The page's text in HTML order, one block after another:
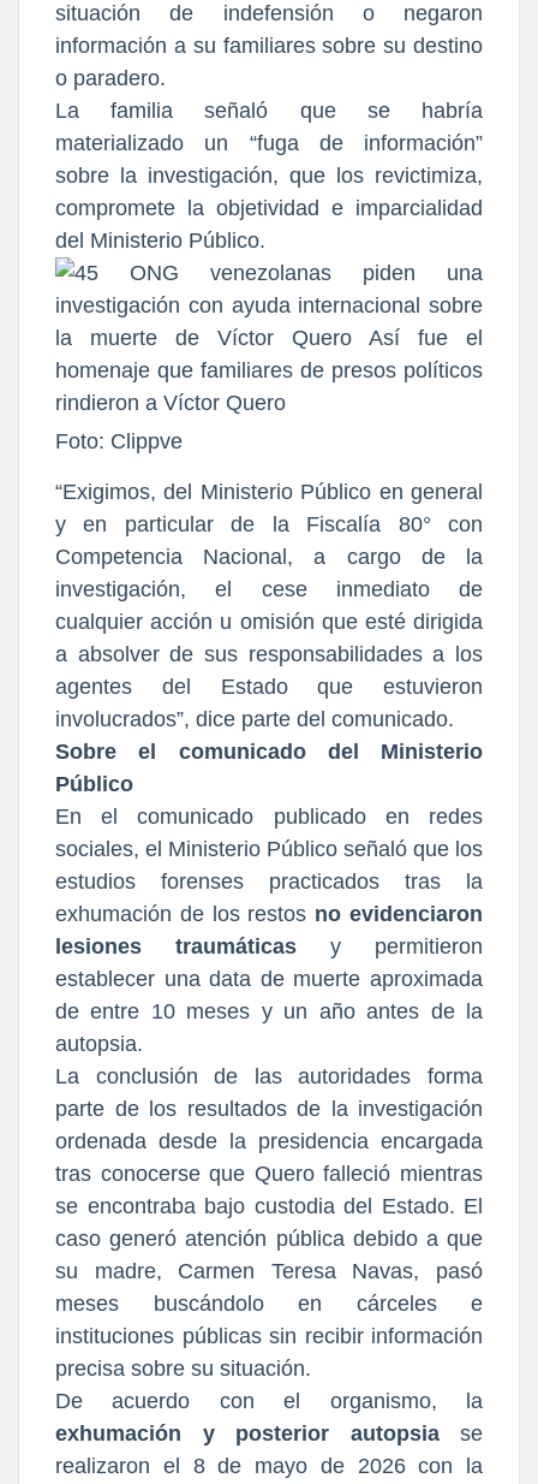
situación de indefensión o negaron
información a su familiares sobre su destino
o paradero.
La familia señaló que se habría
materializado un “fuga de información”
sobre la investigación, que los revictimiza,
compromete la objetividad e imparcialidad
del Ministerio Público.
Foto: Clippve
“Exigimos, del Ministerio Público en general
y en particular de la Fiscalía 80° con
Competencia Nacional, a cargo de la
investigación, el cese inmediato de
cualquier acción u omisión que esté dirigida
a absolver de sus responsabilidades a los
agentes del Estado que estuvieron
involucrados”, dice parte del comunicado.
Sobre el comunicado del Ministerio
Público
En el comunicado publicado en redes
sociales, el Ministerio Público señaló que los
estudios forenses practicados tras la
exhumación de los restos no evidenciaron
lesiones traumáticas
y permitieron
establecer una data de muerte aproximada
de entre 10 meses y un año antes de la
autopsia.
La conclusión de las autoridades forma
parte de los resultados de la investigación
ordenada desde la presidencia encargada
tras conocerse que Quero falleció mientras
se encontraba bajo custodia del Estado. El
caso generó atención pública debido a que
su madre, Carmen Teresa Navas, pasó
meses buscándolo en cárceles e
instituciones públicas sin recibir información
precisa sobre su situación.
De acuerdo con el organismo, la
exhumación y posterior autopsia
se
realizaron el 8 de mayo de 2026 con la